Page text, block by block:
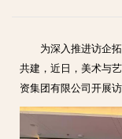
为深入推进访企
共建，近日，美术与
资集团有限公司开展